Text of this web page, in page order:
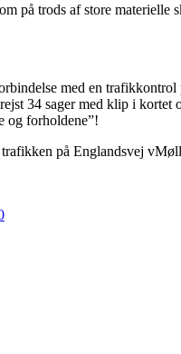
på trods af store
med en
34 sager med klip i
og forholdene”!
på Englandsvej